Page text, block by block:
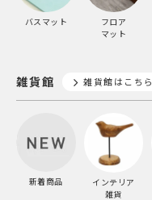
バスマット
フロア
マット
雑貨館 雑貨館はこちら
新着商品
インテリア
雑貨